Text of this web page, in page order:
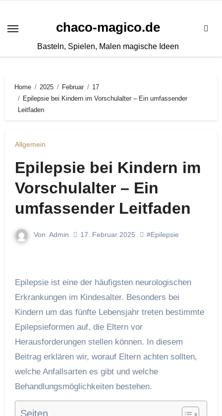
springen
chaco-magico.de
Basteln, Spielen, Malen magische Ideen
Home 2025 Februar
17
Epilepsie bei Kindern im Vorschulalter – Ein umfassender
Leitfaden
Allgemein
Epilepsie bei Kindern im
Vorschulalter – Ein
umfassender Leitfaden
Von Admin 17. Februar 2025 #Epilepsie
Epilepsie ist eine der häufigsten neurologischen
Erkrankungen im Kindesalter. Besonders bei
Kindern um das fünfte Lebensjahr treten bestimmte
Epilepsieformen auf, die Eltern vor
Herausforderungen stellen können. In diesem
Beitrag erklären wir, worauf Eltern achten sollten,
welche Anfallsarten es gibt und welche
Behandlungsmöglichkeiten bestehen.
Seiten